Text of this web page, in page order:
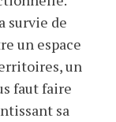
survie de
un espace
un
faut faire
sa